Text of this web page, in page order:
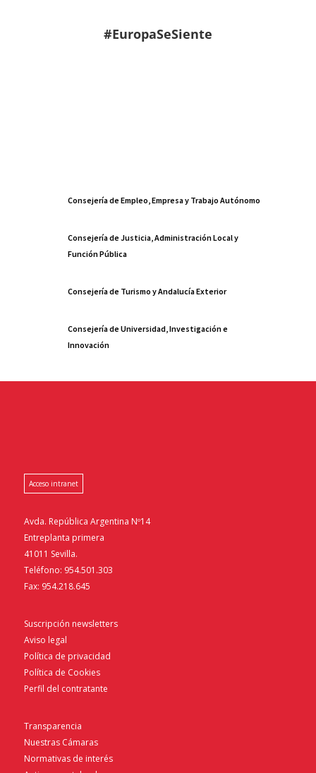
#EuropaSeSiente
Consejería de Empleo, Empresa y Trabajo Autónomo
Consejería de Justicia, Administración Local y
Función Pública
Consejería de Turismo y Andalucía Exterior
Consejería de Universidad, Investigación e
Innovación
Acceso intranet
Avda. República Argentina Nº14
Entreplanta primera
41011 Sevilla.
Teléfono: 954.501.303
Fax: 954.218.645
Suscripción newsletters
Aviso legal
Política de privacidad
Política de Cookies
Perfil del contratante
Transparencia
Nuestras Cámaras
Normativas de interés